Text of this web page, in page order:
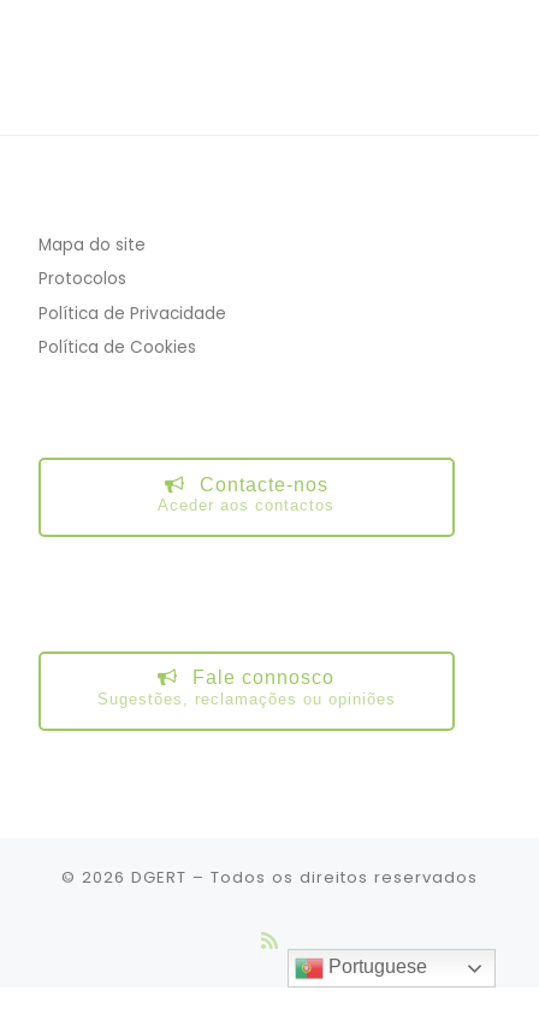
Mapa do site
Protocolos
Política de Privacidade
Política de Cookies
Contacte-nos
Aceder aos contactos
Fale connosco
Sugestões, reclamações ou opiniões
© 2026 DGERT – Todos os direitos reservados
Portuguese